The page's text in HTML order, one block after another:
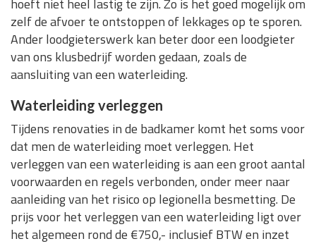
zelf de afvoer te ontstoppen of lekkages op te sporen.
Ander loodgieterswerk kan beter door een loodgieter
van ons klusbedrijf worden gedaan, zoals de
aansluiting van een waterleiding.
Waterleiding verleggen
Tijdens renovaties in de badkamer komt het soms voor
dat men de waterleiding moet verleggen. Het
verleggen van een waterleiding is aan een groot aantal
voorwaarden en regels verbonden, onder meer naar
aanleiding van het risico op legionella besmetting. De
prijs voor het verleggen van een waterleiding ligt over
het algemeen rond de €750,- inclusief BTW en inzet